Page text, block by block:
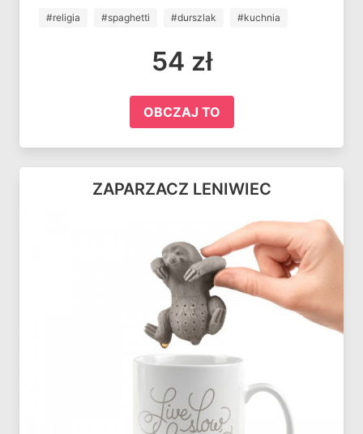
#religia #spaghetti #durszlak #kuchnia
54 zł
OBCZAJ TO
ZAPARZACZ LENIWIEC